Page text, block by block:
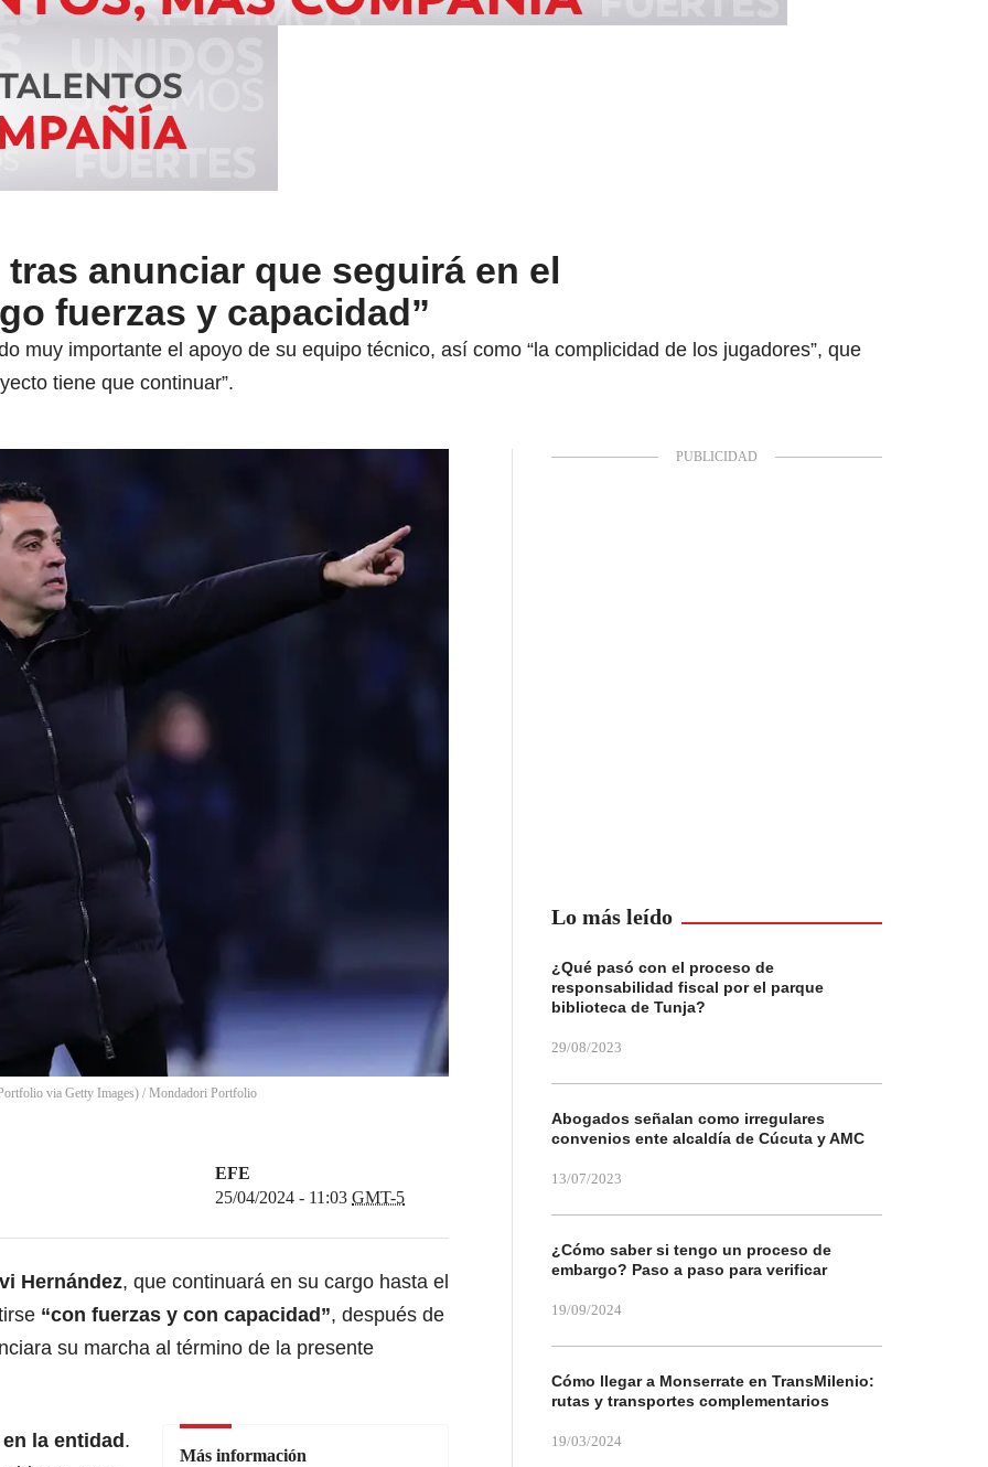
anunciar que seguirá en el
fuerzas y capacidad”
muy importante el apoyo de su equipo técnico, así como “la complicidad de los jugadores”, que
tiene que continuar”.
via Getty Images) / Mondadori Portfolio
EFE
25/04/2024 - 11:03 GMT-5
Hernández, que continuará en su cargo hasta el
“con fuerzas y con capacidad”, después de
su marcha al término de la presente
Más información
la entidad .
Lo más leído
¿Qué pasó con el proceso de
responsabilidad fiscal por el parque
biblioteca de Tunja?
29/08/2023
Abogados señalan como irregulares
convenios ente alcaldía de Cúcuta y AMC
13/07/2023
¿Cómo saber si tengo un proceso de
embargo? Paso a paso para verificar
19/09/2024
Cómo llegar a Monserrate en TransMilenio:
rutas y transportes complementarios
19/03/2024